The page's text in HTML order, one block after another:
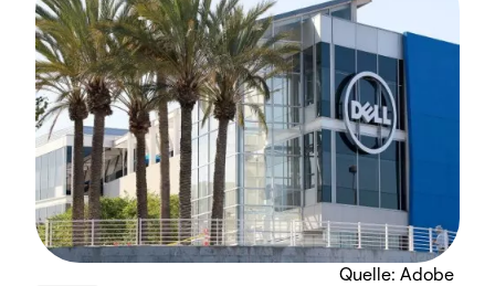
Quelle: Adobe